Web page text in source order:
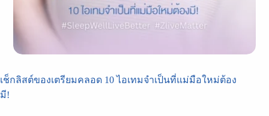
เช็กลิสต์ของเตรียมคลอด 10 ไอเทมจำเป็นที่แม่มือใหม่ต้อง
มี!